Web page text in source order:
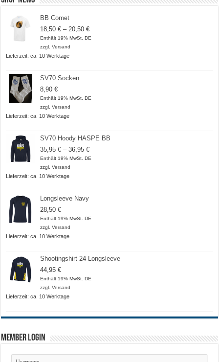
BB Comet
18,50€ – 20,50€Preisspanne:
18,50 €
Enthält 19% MwSt. DE
zzgl.Versand
Lieferzeit: ca. 10 Werktage
SV70 Socken
8,90€
Enthält 19% MwSt. DE
zzgl.Versand
Lieferzeit: ca. 10 Werktage
SV70 Hoody HASPE BB
35,95€ –36,95€Preisspanne:
35,95 €
Enthält 19% MwSt. DE
zzgl.Versand
Lieferzeit: ca. 10 Werktage
Longsleeve Navy
28,50€
Enthält 19% MwSt. DE
zzgl.Versand
Lieferzeit: ca. 10 Werktage
Shootingshirt 24 Longsleeve
44,95€
Enthält 19% MwSt. DE
zzgl.Versand
Lieferzeit: ca. 10 Werktage
Member Login